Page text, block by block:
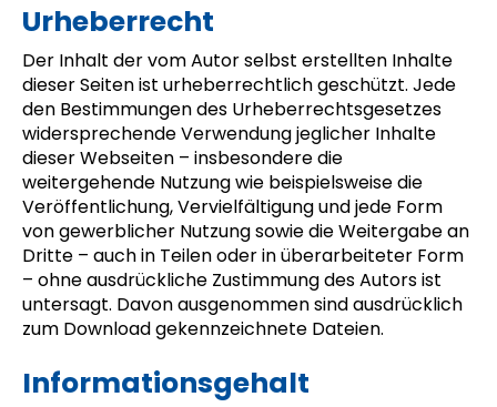
Urheberrecht
Der Inhalt der vom Autor selbst erstellten Inhalte
dieser Seiten ist urheberrechtlich geschützt. Jede
den Bestimmungen des Urheberrechtsgesetzes
widersprechende Verwendung jeglicher Inhalte
dieser Webseiten – insbesondere die
weitergehende Nutzung wie beispielsweise die
Veröffentlichung, Vervielfältigung und jede Form
von gewerblicher Nutzung sowie die Weitergabe an
Dritte – auch in Teilen oder in überarbeiteter Form
– ohne ausdrückliche Zustimmung des Autors ist
untersagt. Davon ausgenommen sind ausdrücklich
zum Download gekennzeichnete Dateien.
Informationsgehalt